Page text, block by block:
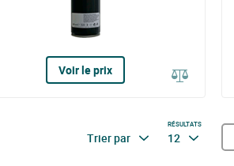
Voir le prix
Trier par
RÉSULTATS
12